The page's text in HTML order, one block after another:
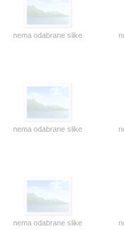
nema odabrane slike
nema odabrane slike
nema odabrane slike